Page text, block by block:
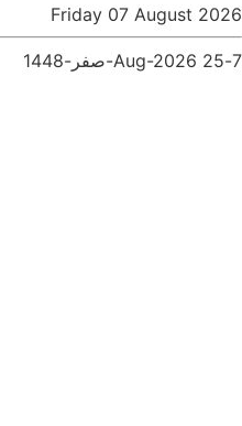
Friday 07 August 2026
7-Aug-2026 25-صفر-1448